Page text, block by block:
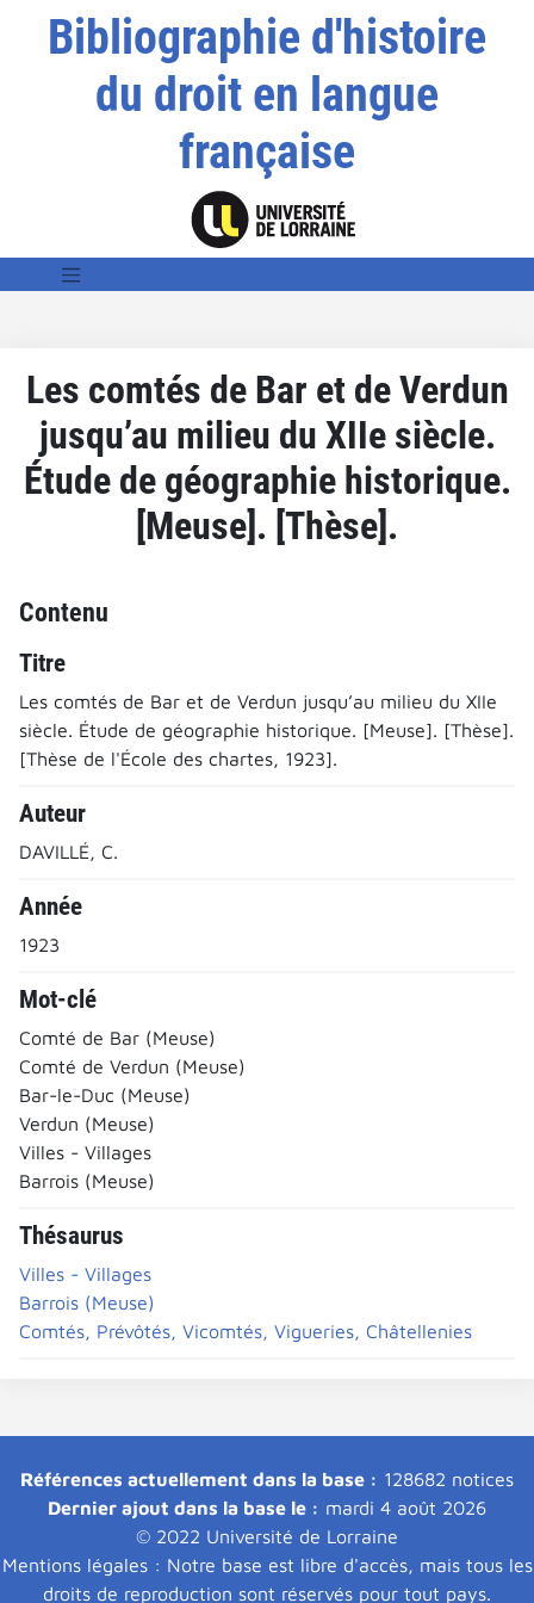
Bibliographie d'histoire
du droit en langue
française
Les comtés de Bar et de Verdun
jusqu’au milieu du XIIe siècle.
Étude de géographie historique.
[Meuse]. [Thèse].
Contenu
Titre
Les comtés de Bar et de Verdun jusqu’au milieu du XIIe
siècle. Étude de géographie historique. [Meuse]. [Thèse].
[Thèse de l'École des chartes, 1923].
Auteur
DAVILLÉ, C.
Année
1923
Mot-clé
Comté de Bar (Meuse)
Comté de Verdun (Meuse)
Bar-le-Duc (Meuse)
Verdun (Meuse)
Villes - Villages
Barrois (Meuse)
Thésaurus
Villes - Villages
Barrois (Meuse)
Comtés, Prévôtés, Vicomtés, Vigueries, Châtellenies
Références actuellement dans la base : 128682 notices
Dernier ajout dans la base le : mardi 4 août 2026
© 2022 Université de Lorraine
Mentions légales : Notre base est libre d'accès, mais tous les
droits de reproduction sont réservés pour tout pays.